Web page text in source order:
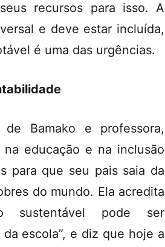
recursos para isso. A
e deve estar incluída,
é uma das urgências.
Bamako e professora,
educação e na inclusão
para que seu pais saia da
do mundo. Ela acredita
sustentável pode ser
escola”, e diz que hoje a